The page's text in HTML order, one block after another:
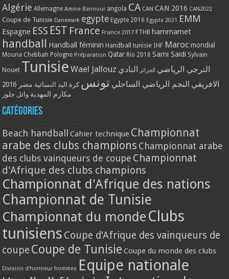
Algérie Allemagne Amine Bannour angola CA CAN CAN 2016 CAN2022
Coupe de Tunisie Danemark egypte Egypte 2016 Egypte 2021 EMM
Espagne ESS EST France France 2017 FTHB hammamet
handball Handball féminin Handball tunisie IHF Maroc mondial
Mouna Chebbah Pologne Préparation Qatar Rio 2016 Sami Saidi Sylvain
Nouet Tunisie Wael Jallouz الترجي الرياضي الجزائر النادي
الافريقي النجم الرياضي الساحلي تونس كرة اليد النسائية مصر 2016
مكارم المهدية وائل جلوز
Catégories
Beach handball Cahier technique Championnat
arabe des clubs champions Championnat arabe
des clubs vainqueurs de coupe Championnat
d'Afrique des clubs champions
Championnat d'Afrique des nations
Championnat de Tunisie
Championnat du monde Clubs
tunisiens Coupe d'Afrique des vainqueurs de
coupe Coupe de Tunisie Coupe du monde des clubs
Division d'honneur hommes Equipe nationale